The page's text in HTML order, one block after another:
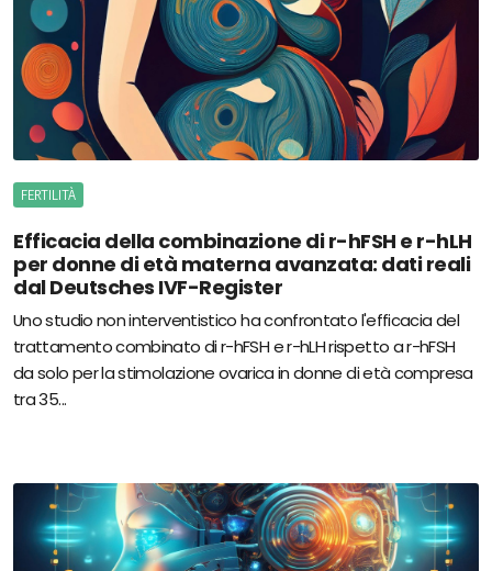
FERTILITÀ
Efficacia della combinazione di r-hFSH e r-hLH
per donne di età materna avanzata: dati reali
dal Deutsches IVF-Register
Uno studio non interventistico ha confrontato l'efficacia del
trattamento combinato di r-hFSH e r-hLH rispetto a r-hFSH
da solo per la stimolazione ovarica in donne di età compresa
tra 35...